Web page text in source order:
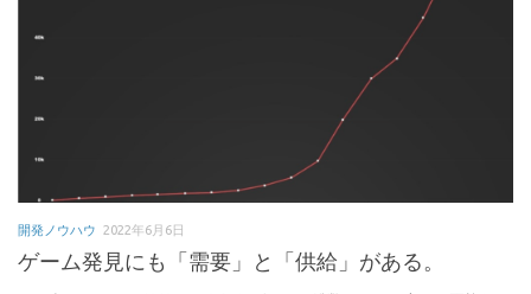
開発ノウハウ 2022年6月6日
ゲーム発見にも「需要」と「供給」がある。